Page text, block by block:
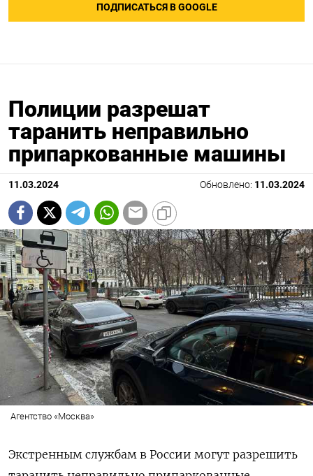
ПОДПИСАТЬСЯ В GOOGLE
Полиции разрешат
таранить неправильно
припаркованные машины
11.03.2024 Обновлено: 11.03.2024
Агентство «Москва»
Экстренным службам в России могут разрешить